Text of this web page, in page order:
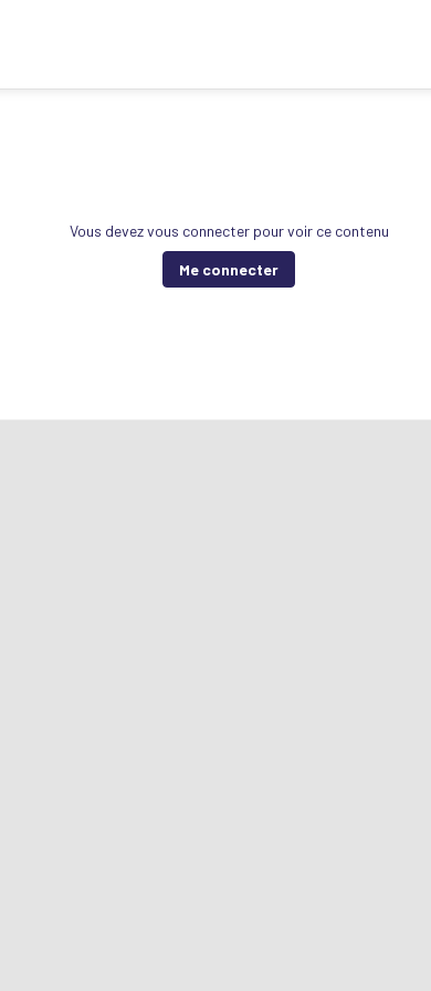
Vous devez vous connecter pour voir ce contenu
Me connecter